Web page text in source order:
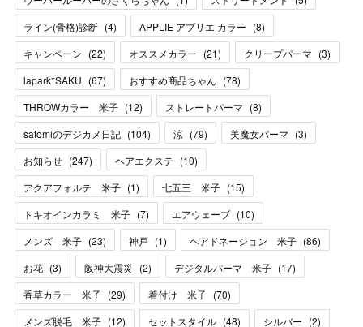
ライン(骨格)診断 (4) APPLIE アプリエ カラー (8)
キャンペーン (22) オススメカラー (21) クリープパーマ (3)
lapark*SAKU (67) おすすめ商品ちゃん (78)
THROWカラー 米子 (12) ストレートパーマ (8)
satomiのデジカメ日記 (104) 涼 (79) 美魔女パーマ (3)
お知らせ (247) ヘアエクステ (10)
アクアフォルテ 米子 (1) 七五三 米子 (15)
トキオインカラミ 米子 (7) エアウェーブ (10)
メンズ 米子 (23) 神戸 (1) ヘアドネーション 米子 (86)
お花 (3) 阪神大震災 (2) デジタルパーマ 米子 (17)
香草カラー 米子 (29) 着付け 米子 (70)
メンズ脱毛 米子 (12) セットスタイル (48) シルバー (2)